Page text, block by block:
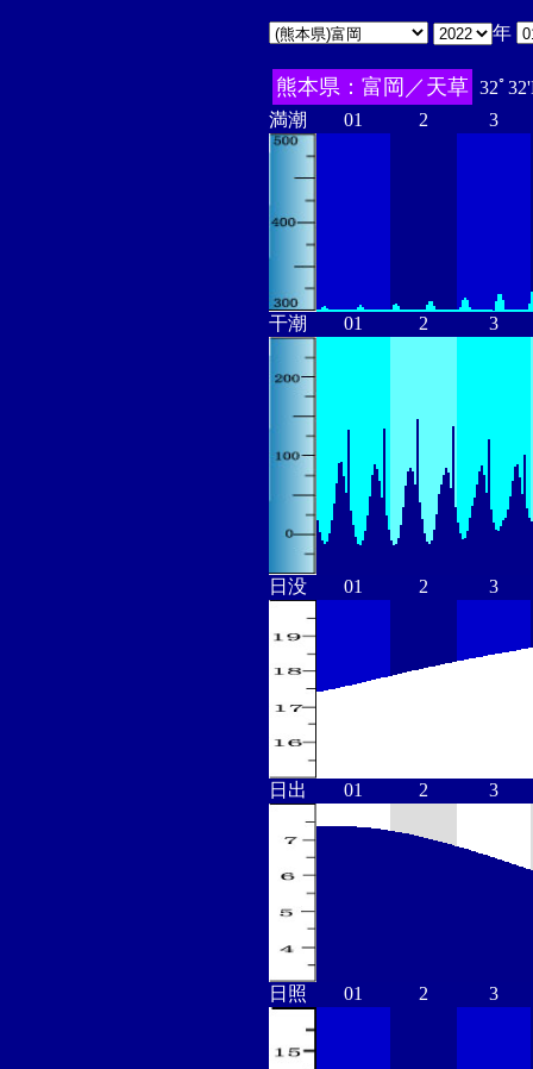
年
熊本県：富岡／天草 32ﾟ
満潮
01 2 3
干潮 01 2 3
日没 01 2 3
日出 01 2 3
日照 01 2 3